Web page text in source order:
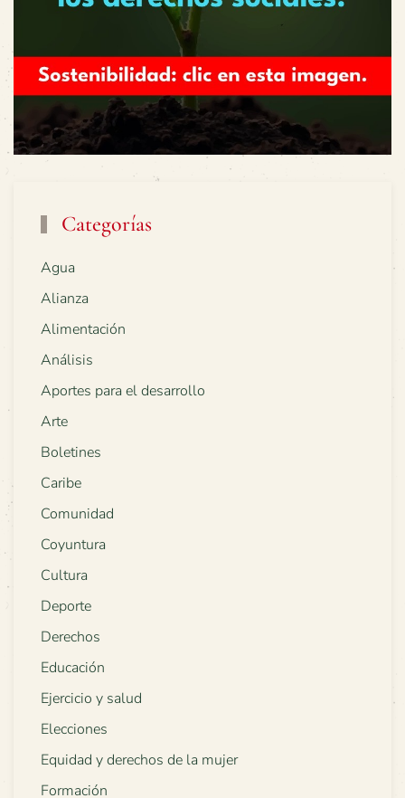
Categorías
Agua
Alianza
Alimentación
Análisis
Aportes para el desarrollo
Arte
Boletines
Caribe
Comunidad
Coyuntura
Cultura
Deporte
Derechos
Educación
Ejercicio y salud
Elecciones
Equidad y derechos de la mujer
Formación